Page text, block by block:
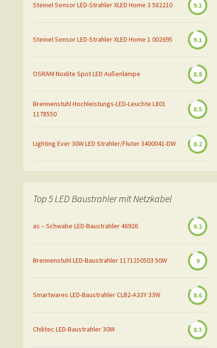
Steinel Sensor LED-Strahler XLED Home 3 582210 9.3
Steinel Sensor LED-Strahler XLED Home 1 002695 9.1
OSRAM Noxlite Spot LED Außenlampe 8.8
Brennenstuhl Hochleistungs-LED-Leuchte L801
1178550
8.5
Lighting Ever 30W LED Strahler/Fluter 3400041-DW 8.2
Top 5 LED Baustrahler mit Netzkabel
as – Schwabe LED-Baustrahler 46926 9.2
Brennenstuhl LED-Baustrahler 1171250503 50W 9
Smartwares LED-Baustrahler CLB2-A33Y 33W 8.6
Chilitec LED-Baustrahler 30W 8.3